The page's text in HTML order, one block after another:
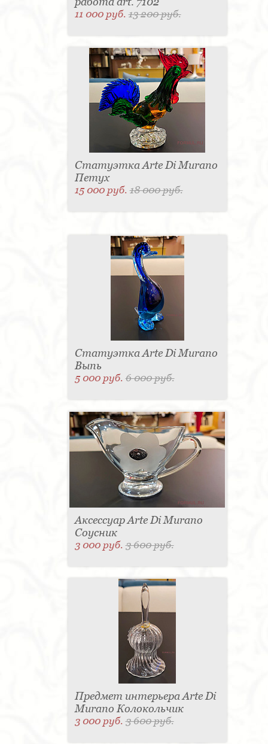
11 000 руб.13 200 руб.
Статуэтка Arte Di Murano
Петух
15 000 руб.18 000 руб.
Статуэтка Arte Di Murano
Выпь
5 000 руб.6 000 руб.
Аксессуар Arte Di Murano
Соусник
3 000 руб.3 600 руб.
Предмет интерьера Arte Di
Murano Колокольчик
3 000 руб.3 600 руб.